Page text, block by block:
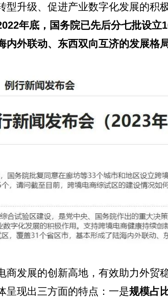
型升级、促进产业数字化发展的积
年底，国务院已先后分七批设立
内外联动、东西双向互济的发展格
商发展的创新高地，有效助力外贸
呈现出三方面的特点：一是规模占